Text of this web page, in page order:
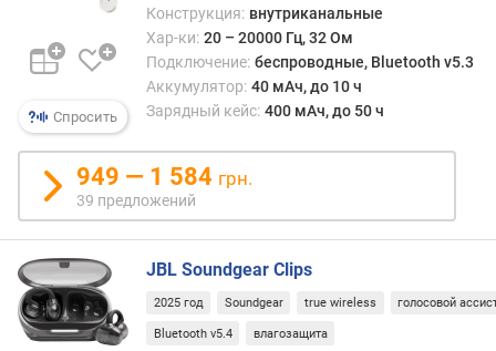
T
W
т
и
п
п
о
д
к
л
ю
ч
Спросить
Конструкция: внутриканальные
Хар-ки: 20 – 20000 Гц, 32 Ом
Подключение: беспроводные, Bluetooth v5.3
Аккумулятор: 40 мАч, до 10 ч
Зарядный кейс: 400 мАч, до 50 ч
949 — 1 584 грн.
39 предложений
JBL Soundgear Clips
2025 год Soundgear true wireless голосовой
Bluetooth v5.4 влагозащита